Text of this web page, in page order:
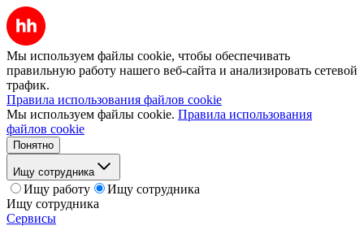
Мы используем файлы cookie, чтобы обеспечивать
правильную работу нашего веб-сайта и анализировать сетевой
трафик.
Правила использования файлов cookie
Мы используем файлы cookie. Правила использования
файлов cookie
Понятно
Ищу сотрудника
Ищу работу
Ищу сотрудника
Ищу сотрудника
Сервисы